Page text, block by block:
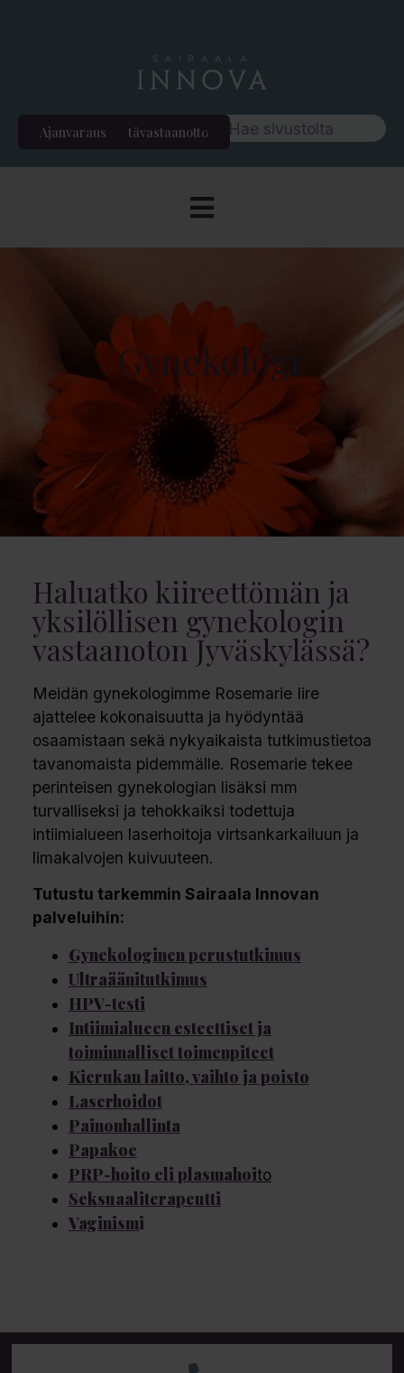
Etävastaanotto
Ajanvaraus
Gynekologi
Haluatko kiireettömän ja
yksilöllisen gynekologin
vastaanoton Jyväskylässä?
Meidän gynekologimme Rosemarie Iire
ajattelee kokonaisuutta ja hyödyntää
osaamistaan sekä nykyaikaista tutkimustietoa
tavanomaista pidemmälle. Rosemarie tekee
perinteisen gynekologian lisäksi mm
turvalliseksi ja tehokkaiksi todettuja
intiimialueen laserhoitoja virtsankarkailuun ja
limakalvojen kuivuuteen.
Tutustu tarkemmin Sairaala Innovan
palveluihin:
Gynekologinen perustutkimus
Ultraäänitutkimus
HPV-testi
Intiimialueen esteettiset ja
toiminnalliset toimenpiteet
Kierukan laitto, vaihto ja poisto
Laserhoidot
Painonhallinta
Papakoe
PRP-hoito eli plasmahoito
Seksuaaliterapeutti
Vaginismi